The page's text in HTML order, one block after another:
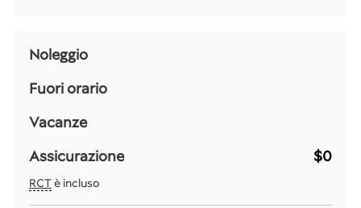
Noleggio
Fuori orario
Vacanze
Assicurazione
$0
RCTè incluso